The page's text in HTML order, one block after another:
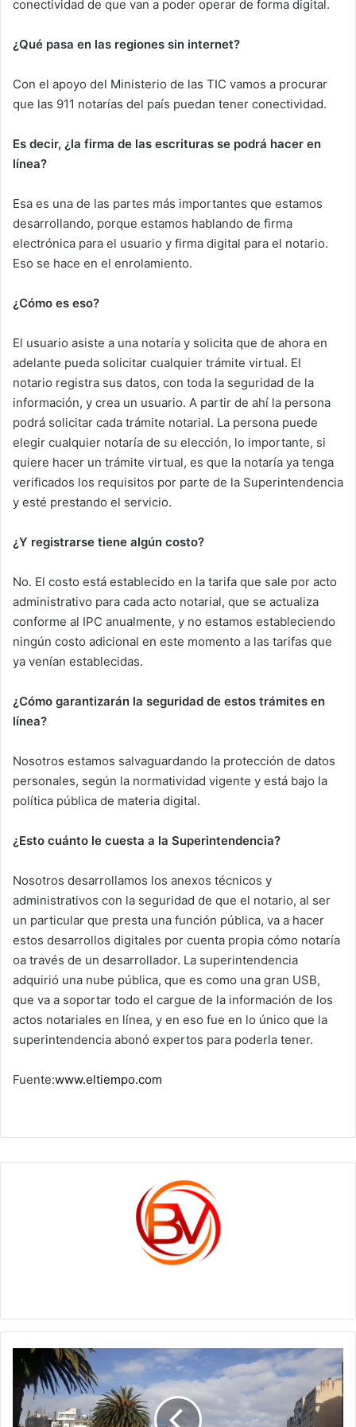
conectividad de que van a poder operar de forma digital.
¿Qué pasa en las regiones sin internet?
Con el apoyo del Ministerio de las TIC vamos a procurar
que las 911 notarías del país puedan tener conectividad.
Es decir, ¿la firma de las escrituras se podrá hacer en
línea?
Esa es una de las partes más importantes que estamos
desarrollando, porque estamos hablando de firma
electrónica para el usuario y firma digital para el notario.
Eso se hace en el enrolamiento.
¿Cómo es eso?
El usuario asiste a una notaría y solicita que de ahora en
adelante pueda solicitar cualquier trámite virtual. El
notario registra sus datos, con toda la seguridad de la
información, y crea un usuario. A partir de ahí la persona
podrá solicitar cada trámite notarial. La persona puede
elegir cualquier notaría de su elección, lo importante, si
quiere hacer un trámite virtual, es que la notaría ya tenga
verificados los requisitos por parte de la Superintendencia
y esté prestando el servicio.
¿Y registrarse tiene algún costo?
No. El costo está establecido en la tarifa que sale por acto
administrativo para cada acto notarial, que se actualiza
conforme al IPC anualmente, y no estamos estableciendo
ningún costo adicional en este momento a las tarifas que
ya venían establecidas.
¿Cómo garantizarán la seguridad de estos trámites en
línea?
Nosotros estamos salvaguardando la protección de datos
personales, según la normatividad vigente y está bajo la
política pública de materia digital.
¿Esto cuánto le cuesta a la Superintendencia?
Nosotros desarrollamos los anexos técnicos y
administrativos con la seguridad de que el notario, al ser
un particular que presta una función pública, va a hacer
estos desarrollos digitales por cuenta propia cómo notaría
oa través de un desarrollador. La superintendencia
adquirió una nube pública, que es como una gran USB,
que va a soportar todo el cargue de la información de los
actos notariales en línea, y en eso fue en lo único que la
superintendencia abonó expertos para poderla tener.
Fuente:www.eltiempo.com
Medidas
que
regirán
en
Sogamoso